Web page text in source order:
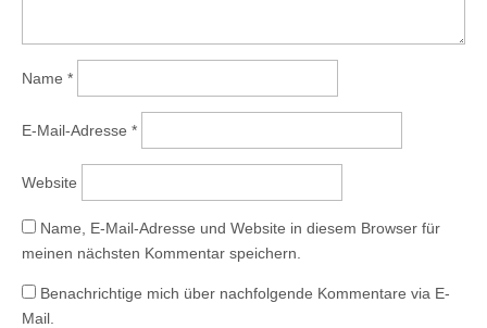
Name *
E-Mail-Adresse *
Website
Name, E-Mail-Adresse und Website in diesem Browser für
meinen nächsten Kommentar speichern.
Benachrichtige mich über nachfolgende Kommentare via E-
Mail.